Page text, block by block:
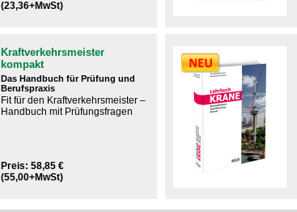
(23,36+MwSt)
Kraftverkehrsmeister
kompakt
Das Handbuch für Prüfung und
Berufspraxis
Fit für den Kraftverkehrsmeister –
Handbuch mit Prüfungsfragen​
Preis: 58,85 €
(55,00+MwSt)